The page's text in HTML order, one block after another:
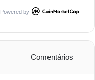
Powered by
Comentários